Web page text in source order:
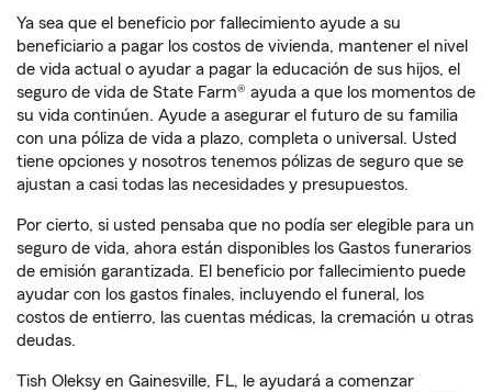
Ya sea que el beneficio por fallecimiento ayude a su
beneficiario a pagar los costos de vivienda, mantener el nivel
de vida actual o ayudar a pagar la educación de sus hijos, el
seguro de vida de State Farm® ayuda a que los momentos de
su vida continúen. Ayude a asegurar el futuro de su familia
con una póliza de vida a plazo, completa o universal. Usted
tiene opciones y nosotros tenemos pólizas de seguro que se
ajustan a casi todas las necesidades y presupuestos.
Por cierto, si usted pensaba que no podía ser elegible para un
seguro de vida, ahora están disponibles los Gastos funerarios
de emisión garantizada. El beneficio por fallecimiento puede
ayudar con los gastos finales, incluyendo el funeral, los
costos de entierro, las cuentas médicas, la cremación u otras
deudas.
Tish Oleksy en Gainesville, FL, le ayudará a comenzar